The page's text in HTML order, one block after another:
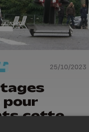
25/10/2023
cette